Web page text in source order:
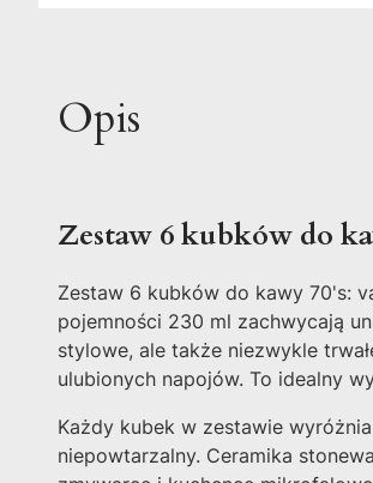
Opis
Zestaw 6 kubków do
Zestaw 6 kubków do kawy 70's:
pojemności 230 ml zachwycają
stylowe, ale także niezwykle
ulubionych napojów. To idealny
Każdy kubek w zestawie
niepowtarzalny. Ceramika